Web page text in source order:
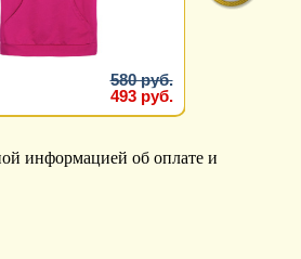
580 руб.
493 руб.
информацией об оплате и